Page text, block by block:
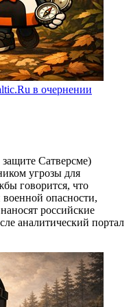
в очернении
Сатверсме)
угрозы для
говорится, что
опасности,
российские
аналитический портал